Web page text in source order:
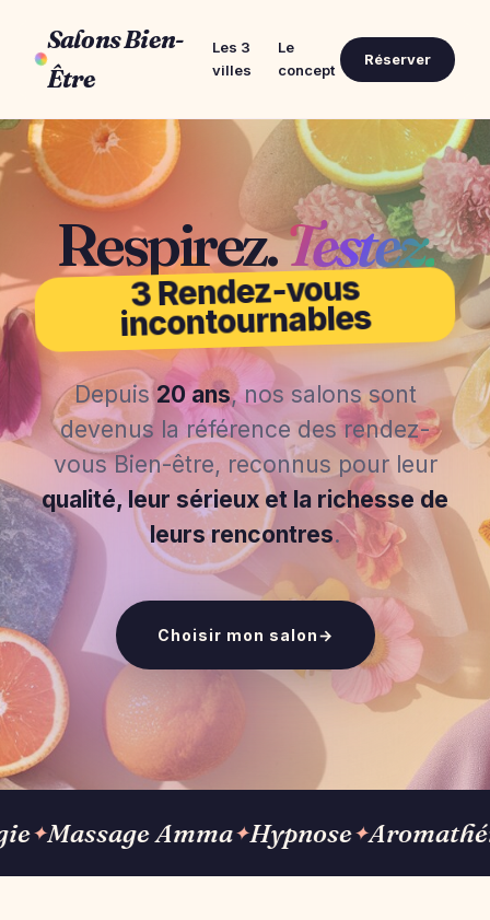
Salons Bien-
Être
Les 3
villes
Le
concept
Réserver
Respirez.Testez.
3 Rendez-vous
incontournables
Depuis20 ans, nos salons sont
devenus la référence des rendez-
vous Bien-être, reconnus pour leur
qualité, leur sérieux et la richesse de
leurs rencontres.
Choisir mon salon→
Amma Hypnose Aromathérapie